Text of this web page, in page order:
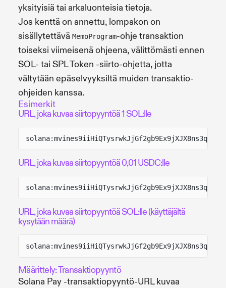
yksityisiä tai arkaluonteisia tietoja.
Jos kenttä on annettu, lompakon on
sisällytettävä MemoProgram-ohje transaktion
toiseksi viimeisenä ohjeena, välittömästi ennen
SOL- tai SPL Token -siirto-ohjetta, jotta
vältytään epäselvyyksiltä muiden transaktio-
ohjeiden kanssa.
Esimerkit
URL, joka kuvaa siirtopyyntöä 1 SOL:lle
URL, joka kuvaa siirtopyyntöä 0,01 USDC:lle
URL, joka kuvaa siirtopyyntöä SOL:lle (käyttäjältä
kysytään määrä)
Määrittely: Transaktiopyyntö
Solana Pay -transaktiopyyntö-URL kuvaa